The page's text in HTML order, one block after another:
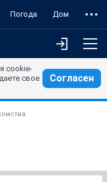
Погода Дом
cookie-
свое
Согласен